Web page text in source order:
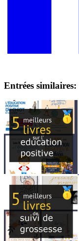
Entrées similaires: